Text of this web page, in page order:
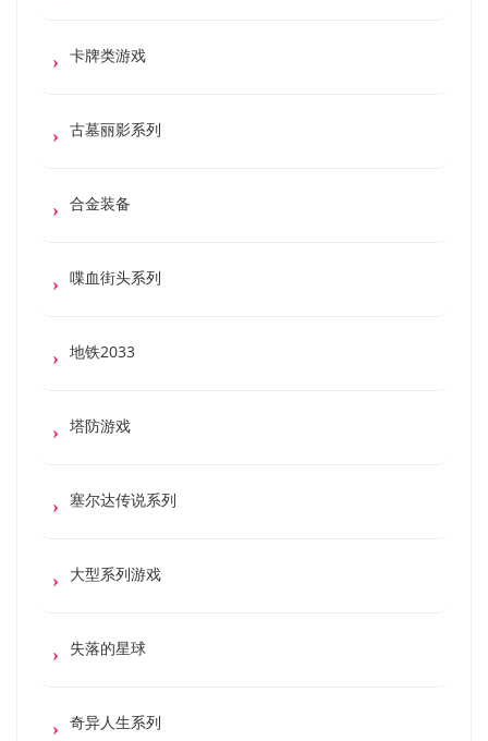
卡牌类游戏
古墓丽影系列
合金装备
喋血街头系列
地铁2033
塔防游戏
塞尔达传说系列
大型系列游戏
失落的星球
奇异人生系列